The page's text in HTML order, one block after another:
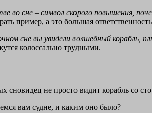
во сне – символ скорого повышения,
пример, а это большая
сне вы увидели волшебный
колоссально трудными.
сновидец не просто видит корабль со
вам судне, и каким оно было?